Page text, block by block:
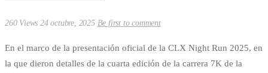
260 Views 24 octubre, 2025 Be first to comment
En el marco de la presentación oficial de la CLX Night Run 2025, en
la que dieron detalles de la cuarta edición de la carrera 7K de la